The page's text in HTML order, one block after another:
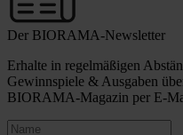
Der BIORAMA-Newsletter
Erhalte in regelmäßigen
Gewinnspiele & Ausgaben
BIORAMA-Magazin per E-